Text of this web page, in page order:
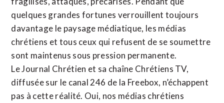
quelques grandes fortunes verrouillent toujours
davantage le paysage médiatique, les médias
chrétiens et tous ceux qui refusent de se soumettre
sont maintenus sous pression permanente.
Le Journal Chrétien et sa chaîne Chrétiens TV,
diffusée sur le canal 246 de la Freebox, n’échappent
pas à cette réalité. Oui, nos médias chrétiens